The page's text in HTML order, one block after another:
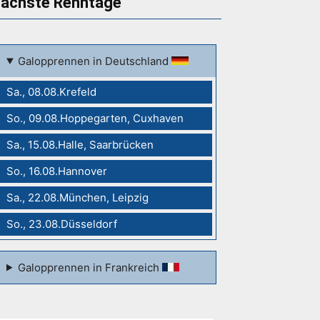
Galopprennen in Deutschland
Sa., 08.08.Krefeld
So., 09.08.Hoppegarten, Cuxhaven
Sa., 15.08.Halle, Saarbrücken
So., 16.08.Hannover
Sa., 22.08.München, Leipzig
So., 23.08.Düsseldorf
Galopprennen in Frankreich